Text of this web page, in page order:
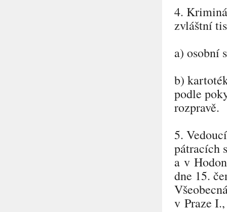
4.
zvláštní
a) osobní
b)
podle
rozpravě.
5.
pátracích
a v
dne 15.
v Praze